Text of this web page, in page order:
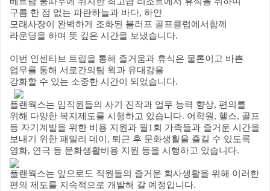
구름 한 점 없는 파란하늘과 바다, 하얀
모래사장이 완벽하게 조화된 블러프 골프클럽에서함께
라운딩을 하며 뜻 깊은 시간을 보냈습니다.
이번 인센티브 트립을 통해 즐거움과 휴식은 물론이고 바쁜
업무를 통해 서로간의팀 웍과 유대감을
강화할 수 있는 소중한 시간이 되었습니다.
플랜웍스는 임직원들의 사기 진작과 업무 능력 향상, 편의를
위해 다양한 복지제도를 시행하고 있습니다. 어학원, 헬스, 골프
등 자기계발을 위한 비용 지원과 월1회 가족들과 즐거운 시간을
보내기 위한 패밀리 데이 , 퇴근 후 문화생활을 즐길 수 있도록
영화, 연극 등 문화생활비용 지원 등을 시행하고 있습니다.
플랜웍스는 앞으로도 직원들의 즐거운 회사생활을 위해 이러한
편의 제도를 지속적으로 개발해 갈 예정입니다.